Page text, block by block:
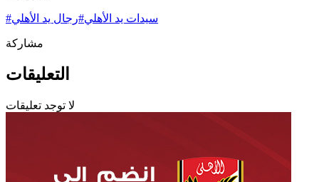
# سيدات يد الأهلي#رجال يد الأهلي
مشاركة
التعليقات
لا توجد تعليقات